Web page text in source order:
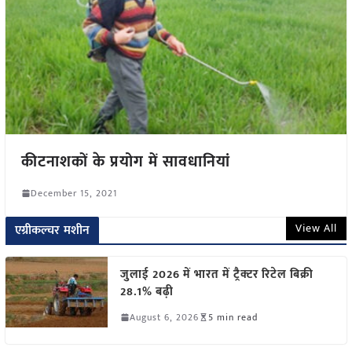
कीटनाशकों के प्रयोग में सावधानियां
December 15, 2021
एग्रीकल्चर मशीन View All
जुलाई 2026 में भारत में ट्रैक्टर रिटेल बिक्री
28.1% बढ़ी
August 6, 2026 5 min read